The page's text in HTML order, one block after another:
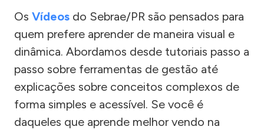
Os Vídeos do Sebrae/PR são pensados para
quem prefere aprender de maneira visual e
dinâmica. Abordamos desde tutoriais passo a
passo sobre ferramentas de gestão até
explicações sobre conceitos complexos de
forma simples e acessível. Se você é
daqueles que aprende melhor vendo na